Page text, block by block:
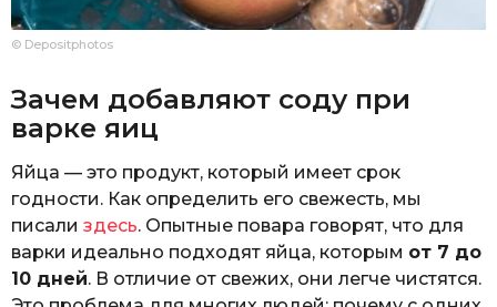
© Depositphotos
Зачем добавляют соду при
варке яиц
Яйца — это продукт, который имеет срок
годности. Как определить его свежесть, мы
писали здесь. Опытные повара говорят, что для
варки идеально подходят яйца, которым от 7 до
10 дней. В отличие от свежих, они легче чистятся.